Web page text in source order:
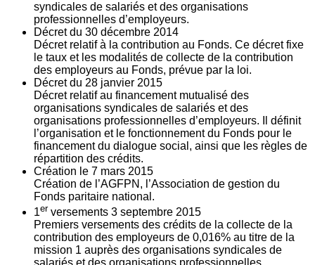
syndicales de salariés et des organisations
professionnelles d’employeurs.
Décret du 30 décembre 2014
Décret relatif à la contribution au Fonds. Ce décret fixe
le taux et les modalités de collecte de la contribution
des employeurs au Fonds, prévue par la loi.
Décret du 28 janvier 2015
Décret relatif au financement mutualisé des
organisations syndicales de salariés et des
organisations professionnelles d’employeurs. Il définit
l’organisation et le fonctionnement du Fonds pour le
financement du dialogue social, ainsi que les règles de
répartition des crédits.
Création le 7 mars 2015
Création de l’AGFPN, l’Association de gestion du
Fonds paritaire national.
1er versements 3 septembre 2015
Premiers versements des crédits de la collecte de la
contribution des employeurs de 0,016% au titre de la
mission 1 auprès des organisations syndicales de